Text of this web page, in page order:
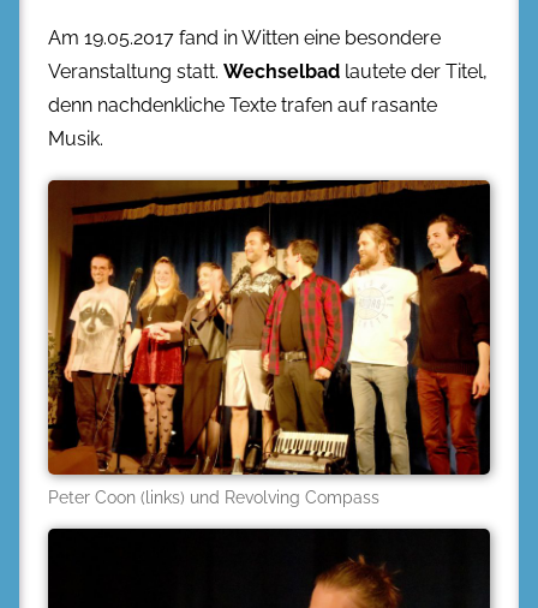
Am 19.05.2017 fand in Witten eine besondere
Veranstaltung statt. Wechselbad lautete der Titel,
denn nachdenkliche Texte trafen auf rasante
Musik.
Peter Coon (links) und Revolving Compass